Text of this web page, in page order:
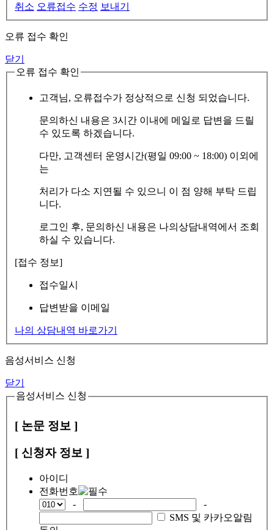
취소 오류접수 수정 보내기
오류 접수 확인
닫기
오류 접수 확인
고객님, 오류접수가 정상적으로 신청 되었습니다.
문의하신 내용은 3시간 이내에 메일로 답변을 드릴
수 있도록 하겠습니다.
다만, 고객센터 운영시간(평일 09:00 ~ 18:00) 이외에
는
처리가 다소 지연될 수 있으니 이 점 양해 부탁 드립
니다.
로그인 후, 문의하신 내용은 나의상담내역에서 조회
하실 수 있습니다.
[접수 정보]
접수일시
답변받을 이메일
나의 상담내역 바로가기
음성서비스 신청
닫기
음성서비스 신청
[ 논문 정보 ]
[ 신청자 정보 ]
아이디
전화번호
-
-
SMS 및 카카오알림